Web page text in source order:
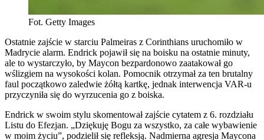
Fot. Getty Images
Ostatnie zajście w starciu Palmeiras z Corinthians uruchomiło w
Madrycie alarm. Endrick pojawił się na boisku na ostatnie minuty,
ale to wystarczyło, by Maycon bezpardonowo zaatakował go
wślizgiem na wysokości kolan. Pomocnik otrzymał za ten brutalny
faul początkowo zaledwie żółtą kartkę, jednak interwencja VAR-u
przyczyniła się do wyrzucenia go z boiska.
Endrick w swoim stylu skomentował zajście cytatem z 6. rozdziału
Listu do Efezjan. „Dziękuję Bogu za wszystko, za całe wybawienie
w moim życiu”, podzielił się refleksją. Nadmierna agresja Maycona